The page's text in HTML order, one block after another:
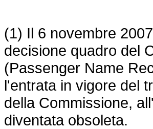
(1) Il 6 novembre
decisione quadro del
(Passenger Name
l'entrata in vigore del
della Commissione,
diventata obsoleta.